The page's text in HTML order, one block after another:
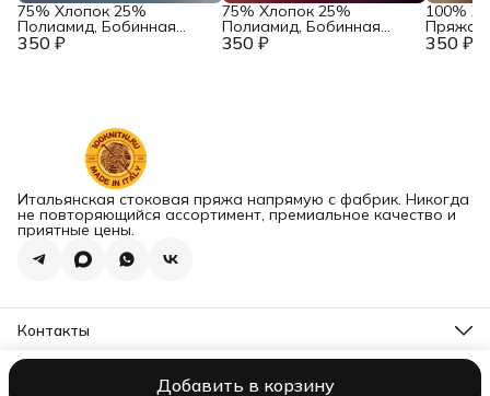
Добавить в корзину
350 ₽
75% Хлопок 25%
Полиамид, Бобинная
Пряжа из Италии Lineapiu 350 ₽
75% Хлопок 25%
Полиамид, Бобинная
Пряжа из Италии Lineapiu 350 ₽
100%
Пряжа
Итальянская стоковая пряжа напрямую с фабрик. Никогда
не повторяющийся ассортимент, премиальное качество и
приятные цены.
Контакты
Наш склад
ИП Хамзин Рафат ИниятовичОплатаДоставка